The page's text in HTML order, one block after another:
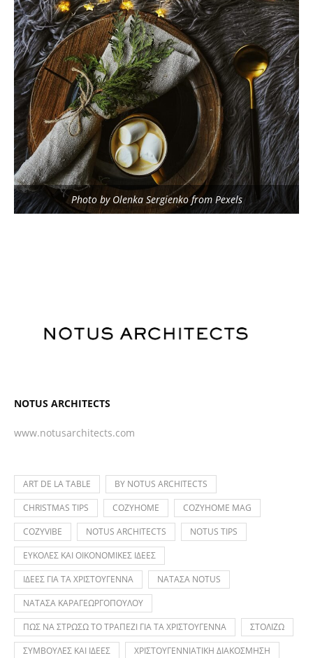
Photo by Olenka Sergienko from Pexels
NOTUS ARCHITECTS
www.notusarchitects.com
ART DE LA TABLE
BY NOTUS ARCHITECTS
CHRISTMAS TIPS
COZYHOME
COZYHOME MAG
COZYVIBE
NOTUS ARCHITECTS
NOTUS TIPS
ΕΥΚΟΛΕΣ ΚΑΙ ΟΙΚΟΝΟΜΙΚΕΣ ΙΔΕΕΣ
ΙΔΕΕΣ ΓΙΑ ΤΑ ΧΡΙΣΤΟΥΓΕΝΝΑ
ΝΑΤΑΣΑ NOTUS
ΝΑΤΑΣΑ ΚΑΡΑΓΕΩΡΓΟΠΟΥΛΟΥ
ΠΩΣ ΝΑ ΣΤΡΩΣΩ ΤΟ ΤΡΑΠΕΖΙ ΓΙΑ ΤΑ ΧΡΙΣΤΟΥΓΕΝΝΑ
ΣΤΟΛΙΖΩ
ΣΥΜΒΟΥΛΕΣ ΚΑΙ ΙΔΕΕΣ
ΧΡΙΣΤΟΥΓΕΝΝΙΑΤΙΚΗ ΔΙΑΚΟΣΜΗΣΗ